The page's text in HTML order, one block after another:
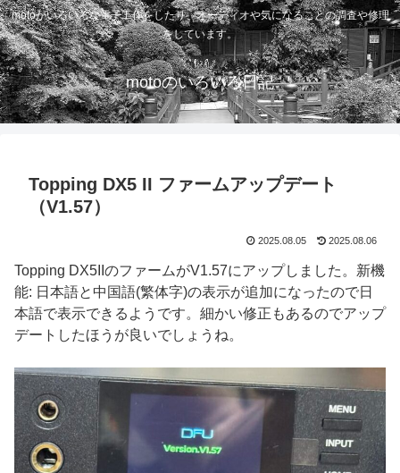
motoがいろいろな電子工作をしたり、オーディオや気になることの調査や修理
をしています。
motoのいろいろ日記
Topping DX5 II ファームアップデート
（V1.57）
2025.08.05 2025.08.06
Topping DX5IIのファームがV1.57にアップしました。新機
能: 日本語と中国語(繁体字)の表示が追加になったので日
本語で表示できるようです。細かい修正もあるのでアップ
デートしたほうが良いでしょうね。